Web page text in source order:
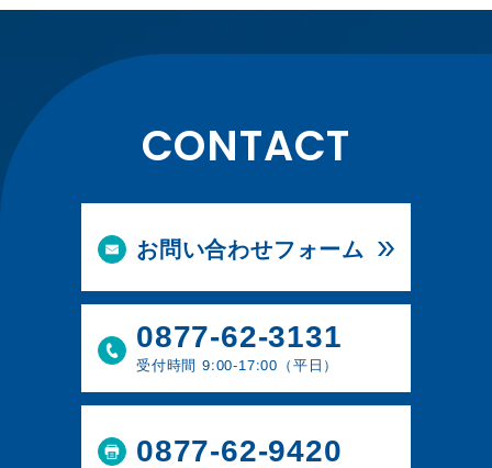
CONTACT
お問い合わせフォーム
0877-62-3131
受付時間 9:00-17:00（平日）
0877-62-9420